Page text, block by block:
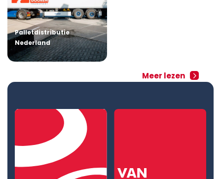
Palletdistributie
Nederland
Meer lezen